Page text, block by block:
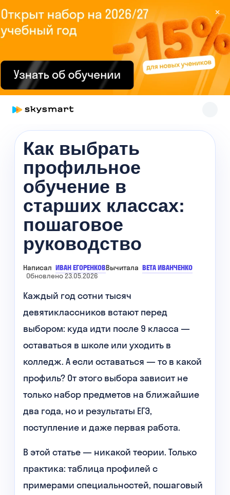
×
Как выбрать
профильное
обучение в
старших классах:
пошаговое
руководство
Написал ИВАН ЕГОРЕНКОВВычитала ВЕТА ИВАНЧЕНКО
Обновлено 23.05.2026
Каждый год сотни тысяч
девятиклассников встают перед
выбором: куда идти после 9 класса —
оставаться в школе или уходить в
колледж. А если оставаться — то в какой
профиль? От этого выбора зависит не
только набор предметов на ближайшие
два года, но и результаты ЕГЭ,
поступление и даже первая работа.
В этой статье — никакой теории. Только
практика: таблица профилей с
примерами специальностей, пошаговый
online